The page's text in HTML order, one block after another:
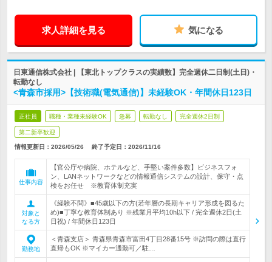
求人詳細を見る 気になる
日東通信株式会社 | 【東北トップクラスの実績数】完全週休二日制(土日)・
転勤なし
<青森市採用>【技術職(電気通信)】未経験OK・年間休日123日
正社員 職種・業種未経験OK 急募 転勤なし 完全週休2日制
第二新卒歓迎
情報更新日：2026/05/26 終了予定日： 2026/11/16
仕事内容
【官公庁や病院、ホテルなど、手堅い案件多数】ビジネスフォ
ン、LANネットワークなどの情報通信システムの設計、保守・点
検をお任せ ※教育体制充実
対象と
なる方
《経験不問》■45歳以下の方(若年層の長期キャリア形成を図るた
め)■丁寧な教育体制あり ※残業月平均10h以下 / 完全週休2日(土
日祝) / 年間休日123日
勤務地
＜青森支店＞ 青森県青森市富田4丁目28番15号 ※訪問の際は直行
直帰もOK ※マイカー通勤可／駐…